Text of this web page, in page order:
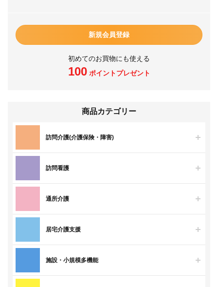
新規会員登録
初めてのお買物にも使える
100ポイントプレゼント
商品カテゴリー
訪問介護(介護保険・障害)
訪問看護
通所介護
居宅介護支援
施設・小規模多機能